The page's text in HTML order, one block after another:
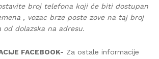
broj telefona koji će biti dostupan
, vozac brze poste zove na taj broj
od dolazska na adresu.
FACEBOOK- Za ostale informacije